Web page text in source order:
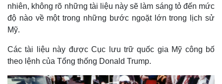
nhiên, không rõ những tài liệu này sẽ làm sáng tỏ đến mức
độ nào về một trong những bước ngoặt lớn trong lịch sử
Mỹ.
Các tài liệu này được Cục lưu trữ quốc gia Mỹ công bố
theo lệnh của Tổng thống Donald Trump.